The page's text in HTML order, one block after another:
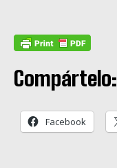
Compártelo:
Facebook